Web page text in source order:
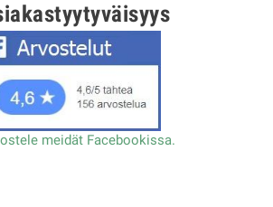
meidät Facebookissa.